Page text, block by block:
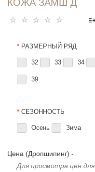
КОЖА ЗАМШ Д
* РАЗМЕРНЫЙ РЯД
32 33 34
39
* СЕЗОННОСТЬ
Осень Зима
Цена (Дропшипинг) -
Для просмотра цен